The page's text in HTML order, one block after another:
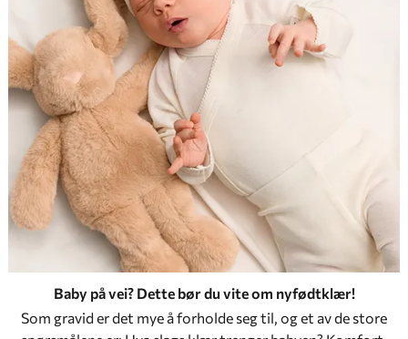
Baby på vei? Dette bør du vite om nyfødtklær!
Som gravid er det mye å forholde seg til, og et av de store